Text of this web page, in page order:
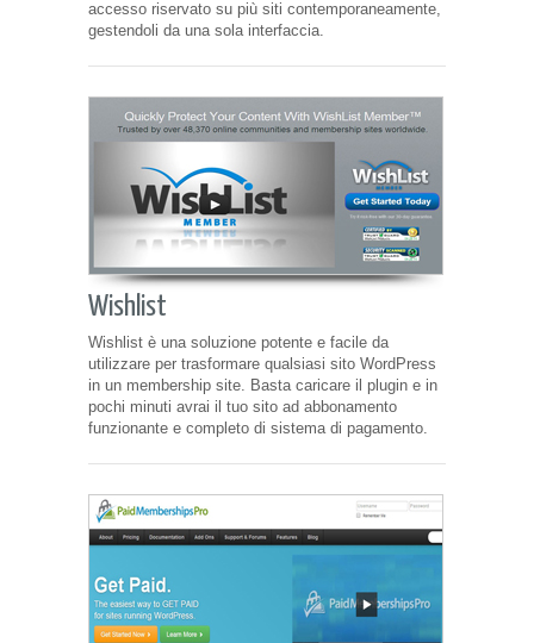
accesso riservato su più siti contemporaneamente,
gestendoli da una sola interfaccia.
Wishlist
Wishlist è una soluzione potente e facile da
utilizzare per trasformare qualsiasi sito WordPress
in un membership site. Basta caricare il plugin e in
pochi minuti avrai il tuo sito ad abbonamento
funzionante e completo di sistema di pagamento.